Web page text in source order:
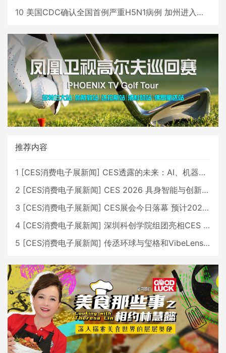
10 美国CDC确认全国首例严重H5N1病例 加州进入紧急状态
推荐内容
1 [CES消费电子展新闻] CES透露的未来：AI、机器人与智能生活大爆发
2 [CES消费电子展新闻] CES 2026 具身智能与创新领域 中国公司大放异彩
3 [CES消费电子展新闻] CES展会今日落幕 预计2026行业收入将超五千亿美元
4 [CES消费电子展新闻] 深圳科创学院组团亮相CES 广受好评
5 [CES消费电子展新闻] 传丞环球与玺格和VibeLens共同推出全新耳机